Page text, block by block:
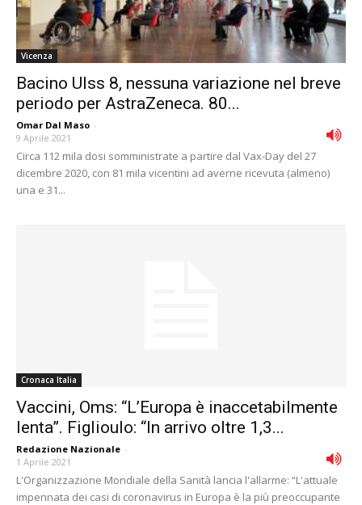
Vicenza
Bacino Ulss 8, nessuna variazione nel breve
periodo per AstraZeneca. 80...
Omar Dal Maso -
9 Aprile 2021
Circa 112 mila dosi somministrate a partire dal Vax-Day del 27
dicembre 2020, con 81 mila vicentini ad averne ricevuta (almeno)
una e 31...
Cronaca Italia
Vaccini, Oms: “L’Europa è inaccetabilmente
lenta”. Figlioulo: “In arrivo oltre 1,3...
Redazione Nazionale -
1 Aprile 2021
L'Organizzazione Mondiale della Sanità lancia l'allarme: “L'attuale
impennata dei casi di coronavirus in Europa è la più preoccupante